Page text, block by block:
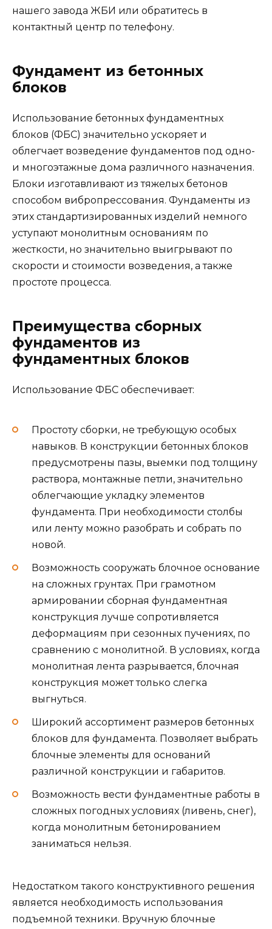
нашего завода ЖБИ или обратитесь в
контактный центр по телефону.
Фундамент из бетонных
блоков
Использование бетонных фундаментных
блоков (ФБС) значительно ускоряет и
облегчает возведение фундаментов под одно-
и многоэтажные дома различного назначения.
Блоки изготавливают из тяжелых бетонов
способом вибропрессования. Фундаменты из
этих стандартизированных изделий немного
уступают монолитным основаниям по
жесткости, но значительно выигрывают по
скорости и стоимости возведения, а также
простоте процесса.
Преимущества сборных
фундаментов из
фундаментных блоков
Использование ФБС обеспечивает:
Простоту сборки, не требующую особых
навыков. В конструкции бетонных блоков
предусмотрены пазы, выемки под толщину
раствора, монтажные петли, значительно
облегчающие укладку элементов
фундамента. При необходимости столбы
или ленту можно разобрать и собрать по
новой.
Возможность сооружать блочное основание
на сложных грунтах. При грамотном
армировании сборная фундаментная
конструкция лучше сопротивляется
деформациям при сезонных пучениях, по
сравнению с монолитной. В условиях, когда
монолитная лента разрывается, блочная
конструкция может только слегка
выгнуться.
Широкий ассортимент размеров бетонных
блоков для фундамента. Позволяет выбрать
блочные элементы для оснований
различной конструкции и габаритов.
Возможность вести фундаментные работы в
сложных погодных условиях (ливень, снег),
когда монолитным бетонированием
заниматься нельзя.
Недостатком такого конструктивного решения
является необходимость использования
подъемной техники. Вручную блочные